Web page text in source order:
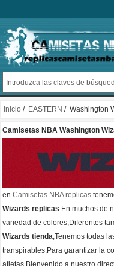
Inicio / EASTERN / Washington
Camisetas NBA Washington
en Camisetas NBA replicas
Wizards replicas En muchos de
variedad de colores,Diferentes
Wizards tienda,Tenemos todas
transpirables,Para garantizar la
atletas.Bienvenido a nuestro